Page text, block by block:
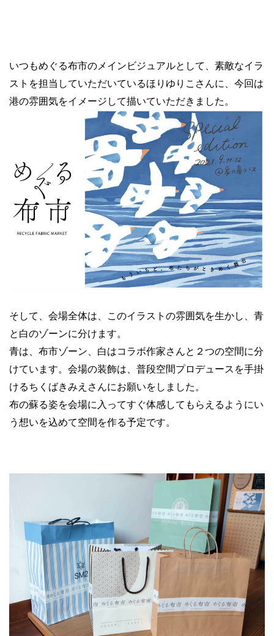
いつもめぐる布市のメインビジュアルとして、素敵なイラ
ストを担当していただいているほりゆりこさんに、今回は
港の雰囲気をイメージして描いていただきました。
そして、会場全体は、このイラストの雰囲気を生かし、青
と白のゾーンに分けます。
青は、布市ゾーン、白はコラボ作家さんと２つの空間に分
けています。会場の装飾は、普段空間プロデュースを手掛
けるちくばきみえさんにお願いをしました。
布の蘇る姿を会場に入ってすぐ体感してもらえるようにい
う想いを込めて空間を作る予定です。